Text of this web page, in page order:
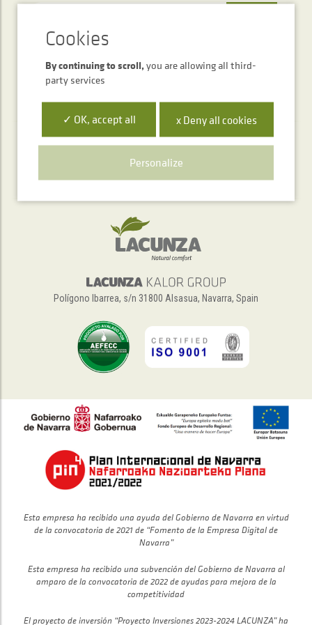
Telephone service
+34 948 563 511
Polígono Ibarrea, s/n 31800 Alsasua, Navarra, Spain
Esta empresa ha recibido una ayuda del Gobierno de Navarra en virtud
de la convocatoria de 2021 de “Fomento de la Empresa Digital de
Navarra”
Esta empresa ha recibido una subvención del Gobierno de Navarra al
amparo de la convocatoria de 2022 de ayudas para mejora de la
competitividad
El proyecto de inversión “Proyecto Inversiones 2023-2024 LACUNZA” ha
By continuing to scroll,you are allowing all third-
party services
✓ OK, accept all x Deny all cookies
Personalize